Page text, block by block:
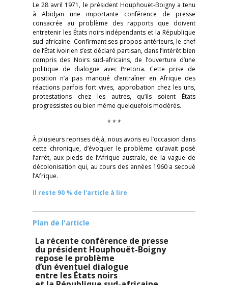
Le 28 avril 1971, le président Houphouët-Boigny a tenu
à Abidjan une importante conférence de presse
consacrée au problème des rapports que doivent
entretenir les États noirs indépendants et la République
sud-africaine. Confirmant ses propos antérieurs, le chef
de l’État ivoirien s’est déclaré partisan, dans l’intérêt bien
compris des Noirs sud-africains, de l’ouverture d’une
politique de dialogue avec Pretoria. Cette prise de
position n’a pas manqué d’entraîner en Afrique des
réactions parfois fort vives, approbation chez les uns,
protestations chez les autres, qu’ils soient États
progressistes ou bien même quelquefois modérés.
* * *
À plusieurs reprises déjà, nous avons eu l’occasion dans
cette chronique, d’évoquer le problème qu’avait posé
l’arrêt, aux pieds de l’Afrique australe, de la vague de
décolonisation qui, au cours des années 1960 a secoué
l’Afrique.
Il reste 90 % de l'article à lire
Plan de l'article
La récente conférence de presse
du président Houphouët-Boigny
repose le problème
d’un éventuel dialogue
entre les États noirs